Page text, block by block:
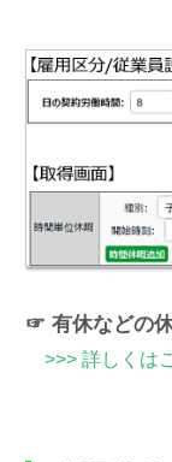
☞ 有休などの
>>> 詳しくは